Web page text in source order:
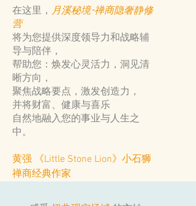
在这里，
月溪秘境-禅商隐奢静修
营
将为您提供深度领导力和战略辅
导与陪伴，
帮助您：焕发心灵活力，洞见清
晰方向，
聚焦战略要点，激发创造力，
并将财富、健康与喜乐
自然地融入您的事业与人生之
中。
黄强 《Little Stone Lion》小石狮
禅商经典作家